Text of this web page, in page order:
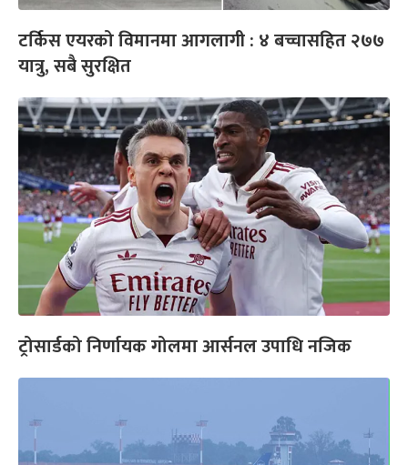
टर्किस एयरको विमानमा आगलागी : ४ बच्चासहित २७७
यात्रु, सबै सुरक्षित
ट्रोसार्डको निर्णायक गोलमा आर्सनल उपाधि नजिक